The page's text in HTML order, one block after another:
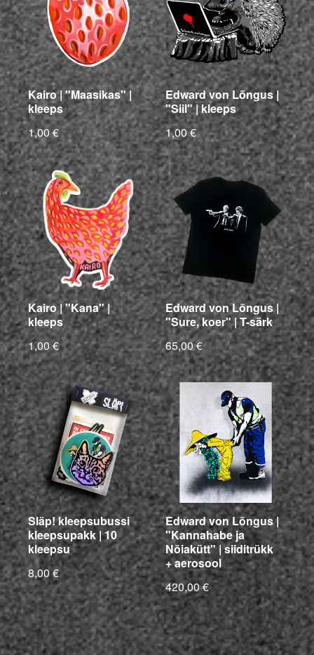
Kairo | "Maasikas" |
kleeps
1,00 €
Edward von Lõngus |
"Siil" | kleeps
1,00 €
Kairo | "Kana" |
kleeps
1,00 €
Edward von Lõngus |
"Sure, koer" | T-särk
65,00 €
Släp! kleepsubussi
kleepsupakk | 10
kleepsu
8,00 €
Edward von Lõngus |
"Kannahabe ja
Nõiakütt" | siiditrükk
+ aerosool
420,00 €